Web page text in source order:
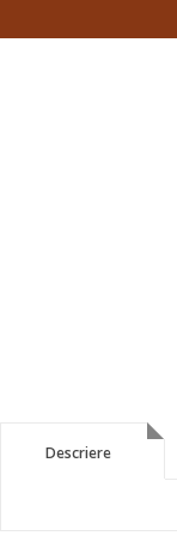
Descriere
Descriere